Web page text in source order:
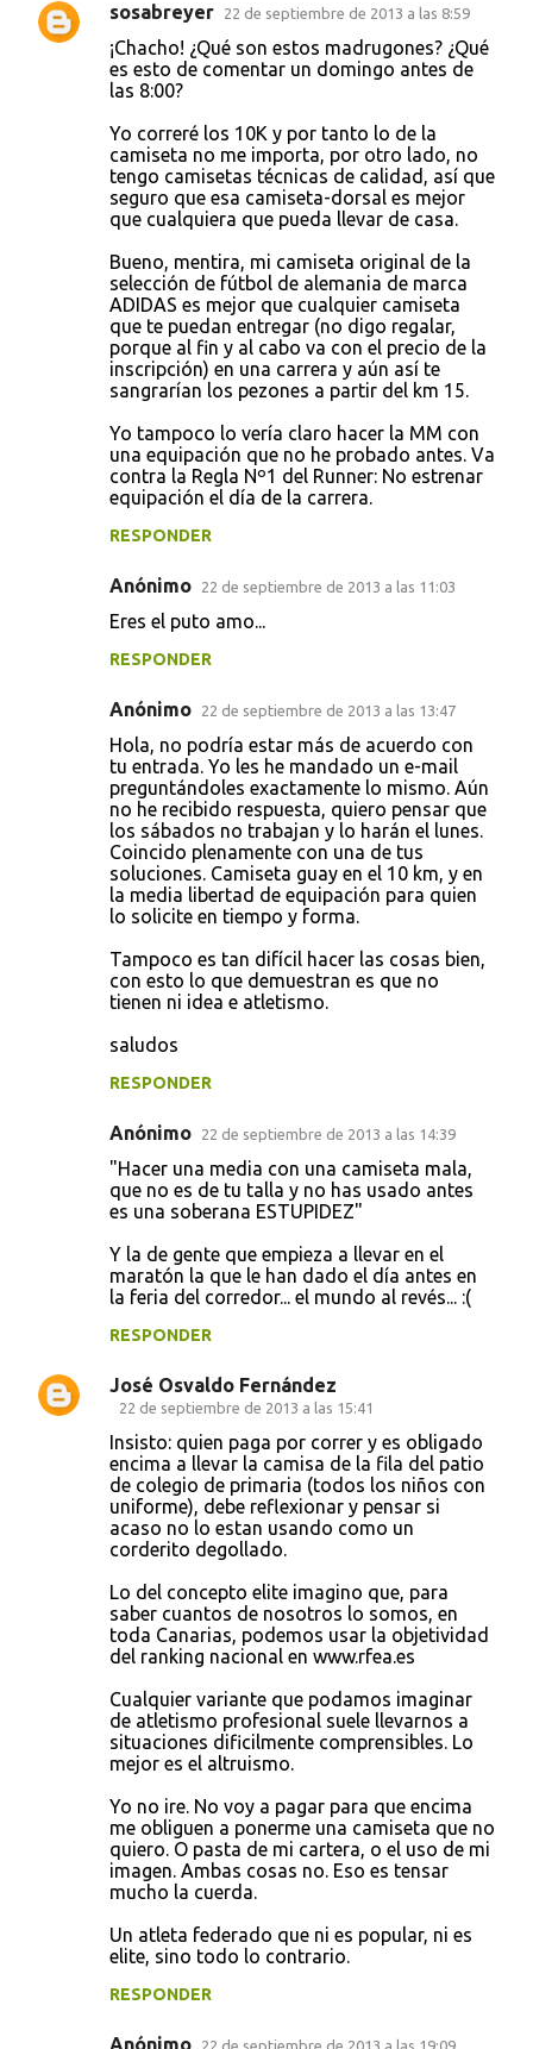
sosabreyer 22 de septiembre de 2013 a las 8:59
¡Chacho! ¿Qué son estos madrugones? ¿Qué
es esto de comentar un domingo antes de
las 8:00?
Yo correré los 10K y por tanto lo de la
camiseta no me importa, por otro lado, no
tengo camisetas técnicas de calidad, así que
seguro que esa camiseta-dorsal es mejor
que cualquiera que pueda llevar de casa.
Bueno, mentira, mi camiseta original de la
selección de fútbol de alemania de marca
ADIDAS es mejor que cualquier camiseta
que te puedan entregar (no digo regalar,
porque al fin y al cabo va con el precio de la
inscripción) en una carrera y aún así te
sangrarían los pezones a partir del km 15.
Yo tampoco lo vería claro hacer la MM con
una equipación que no he probado antes. Va
contra la Regla Nº1 del Runner: No estrenar
equipación el día de la carrera.
RESPONDER
Anónimo 22 de septiembre de 2013 a las 11:03
Eres el puto amo...
RESPONDER
Anónimo 22 de septiembre de 2013 a las 13:47
Hola, no podría estar más de acuerdo con
tu entrada. Yo les he mandado un e-mail
preguntándoles exactamente lo mismo. Aún
no he recibido respuesta, quiero pensar que
los sábados no trabajan y lo harán el lunes.
Coincido plenamente con una de tus
soluciones. Camiseta guay en el 10 km, y en
la media libertad de equipación para quien
lo solicite en tiempo y forma.
Tampoco es tan difícil hacer las cosas bien,
con esto lo que demuestran es que no
tienen ni idea e atletismo.
saludos
RESPONDER
Anónimo 22 de septiembre de 2013 a las 14:39
"Hacer una media con una camiseta mala,
que no es de tu talla y no has usado antes
es una soberana ESTUPIDEZ"
Y la de gente que empieza a llevar en el
maratón la que le han dado el día antes en
la feria del corredor... el mundo al revés... :(
RESPONDER
José Osvaldo Fernández
22 de septiembre de 2013 a las 15:41
Insisto: quien paga por correr y es obligado
encima a llevar la camisa de la fila del patio
de colegio de primaria (todos los niños con
uniforme), debe reflexionar y pensar si
acaso no lo estan usando como un
corderito degollado.
Lo del concepto elite imagino que, para
saber cuantos de nosotros lo somos, en
toda Canarias, podemos usar la objetividad
del ranking nacional en www.rfea.es
Cualquier variante que podamos imaginar
de atletismo profesional suele llevarnos a
situaciones dificilmente comprensibles. Lo
mejor es el altruismo.
Yo no ire. No voy a pagar para que encima
me obliguen a ponerme una camiseta que no
quiero. O pasta de mi cartera, o el uso de mi
imagen. Ambas cosas no. Eso es tensar
mucho la cuerda.
Un atleta federado que ni es popular, ni es
elite, sino todo lo contrario.
RESPONDER
Anónimo 22 de septiembre de 2013 a las 19:09